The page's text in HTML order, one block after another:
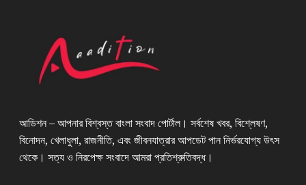
আডিশন – আপনার বিশ্বস্ত বাংলা সংবাদ পোর্টাল। সর্বশেষ খবর, বিশ্লেষণ,
বিনোদন, খেলাধুলা, রাজনীতি, এবং জীবনযাত্রার আপডেট পান নির্ভরযোগ্য উৎস
থেকে। সত্য ও নিরপেক্ষ সংবাদে আমরা প্রতিশ্রুতিবদ্ধ।